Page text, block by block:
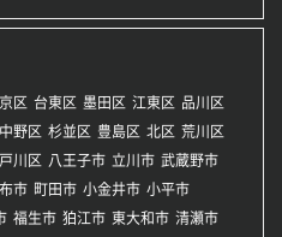
区 台東区 墨田区 江東区 品川区
中野区 杉並区 豊島区 北区 荒川区
川区 八王子市 立川市 武蔵野市
市 町田市 小金井市 小平市
福生市 狛江市 東大和市 清瀬市